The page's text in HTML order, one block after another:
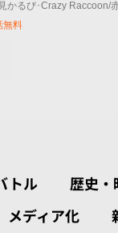
無料
トル
歴史・
メディア化